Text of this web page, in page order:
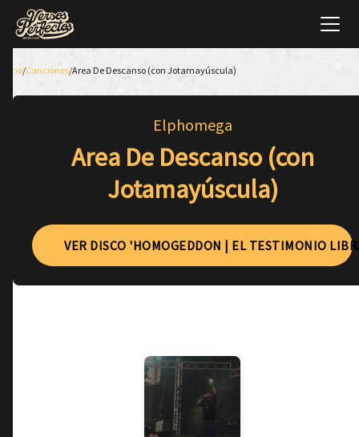
Inicio/Canciones/Area De Descanso (con Jotamayúscula)
Elphomega
Area De Descanso (con
Jotamayúscula)
VER DISCO 'HOMOGEDDON | EL TESTIMONIO